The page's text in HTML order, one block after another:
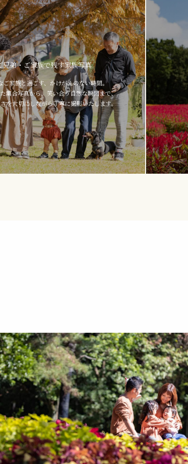
兄弟・ご家族で残す家族写真
ご家族と過ごす、かけがえのない時間。
集合写真から、笑い合う自然な瞬間まで、
を大切にしながら丁寧に撮影いたします。